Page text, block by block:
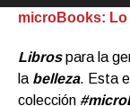
microBooks:
Librospara la
la belleza. Esta
colección